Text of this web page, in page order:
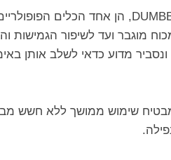
מוגבר ועד לשיפור הגמישות
מדוע כדאי לשלב אותן
שימוש ממושך ללא חשש